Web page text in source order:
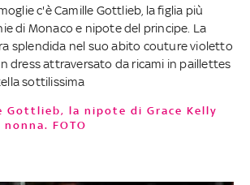
c'è Camille Gottlieb, la figlia più
di Monaco e nipote del principe. La
splendida nel suo abito couture violetto
dress attraversato da ricami in paillettes
sottilissima
FOTO